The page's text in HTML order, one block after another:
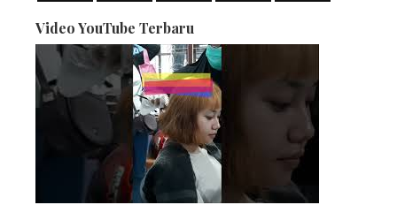
Video YouTube Terbaru